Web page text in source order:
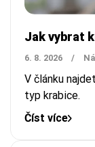
Jak vybrat
6. 8. 2026 /
V článku
typ krabice.
Číst více